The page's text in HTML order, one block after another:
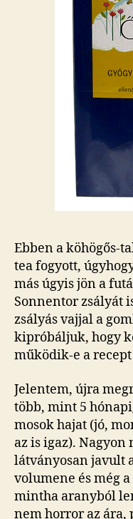
Ebben a köhögős-
tea fogyott,
más úgyis jön a
Sonnentor zsályát
zsályás vajjal a
kipróbáljuk, hogy
működik-e a
Jelentem, újra
több, mint 5
mosok hajat (jó,
az is igaz).
látványosan javult
volumene és még
mintha aranyból
nem horror az ára,